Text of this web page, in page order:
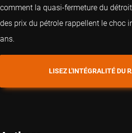
comment la quasi-fermeture du
des prix du pétrole rappellent le choc
ans.
LISEZ L'INTÉGRALITÉ DU